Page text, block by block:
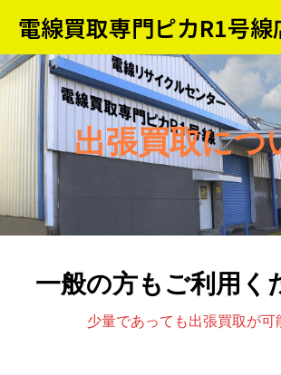
電線買取専門ピカR1号線
出張買取につ
一般の方もご利用く
少量であっても出張買取が可